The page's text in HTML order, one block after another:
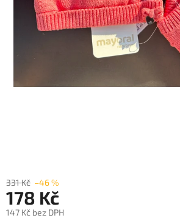
331 Kč –46 %
178 Kč
147 Kč bez DPH